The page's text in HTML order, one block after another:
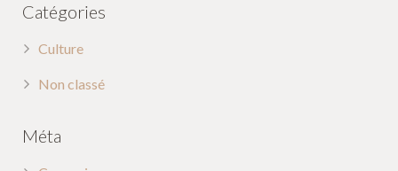
Catégories
Culture
Non classé
Méta